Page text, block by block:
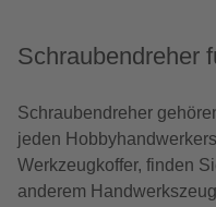
Schraubendreher
Schraubendreher
jeden
Werkzeugkoffer, finden
anderem